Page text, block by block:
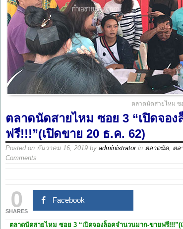
ตลาดนัดสายไหม ซ
ตลาดนัดสายไหม ซอย 3 “เปิดจอ
ฟรี!!!”(เปิดขาย 20 ธ.ค. 62)
Posted on ธันวาคม 16, 2019 by administratorin ตลาดนัด, ตล
Comments
0
SHARES
Facebook
ตลาดนัดสายไหม ซอย 3 “เปิดจองล็อคจำนวนมาก-ขายฟรี!!!”(